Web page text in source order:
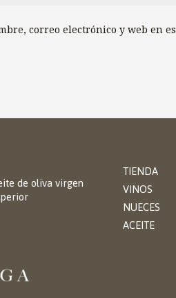
correo electrónico y web en
de oliva virgen
TIENDA
VINOS
NUECES
ACEITE